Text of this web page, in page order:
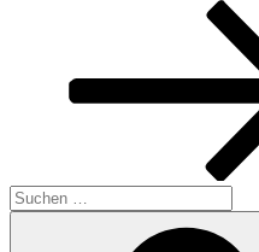
Suchen
nach: